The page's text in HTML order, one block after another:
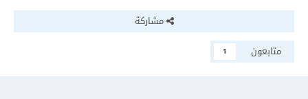
مشاركة
متابعون
1